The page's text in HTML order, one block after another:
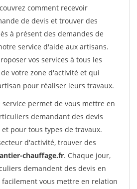
comment recevoir
de devis et trouver des
à présent des demandes de
service d'aide aux artisans.
vos services à tous les
votre zone d'activité et qui
pour réaliser leurs travaux.
permet de vous mettre en
demandant des devis
pour tous types de travaux.
d'activité, trouver des
chauffage.fr. Chaque jour,
demandent des devis en
vous mettre en relation